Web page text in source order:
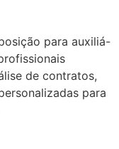
para auxiliá-
de contratos,
para